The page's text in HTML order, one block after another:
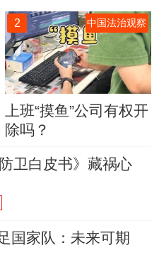
2 中国法治观察
上班“摸鱼”公司有权开
除吗？
卫白皮书》藏祸心
国家队：未来可期